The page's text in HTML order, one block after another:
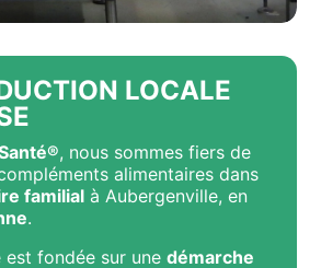
LOCALE
, nous sommes fiers de
alimentaires dans
familial à Aubergenville, en
.
est fondée sur unedémarche